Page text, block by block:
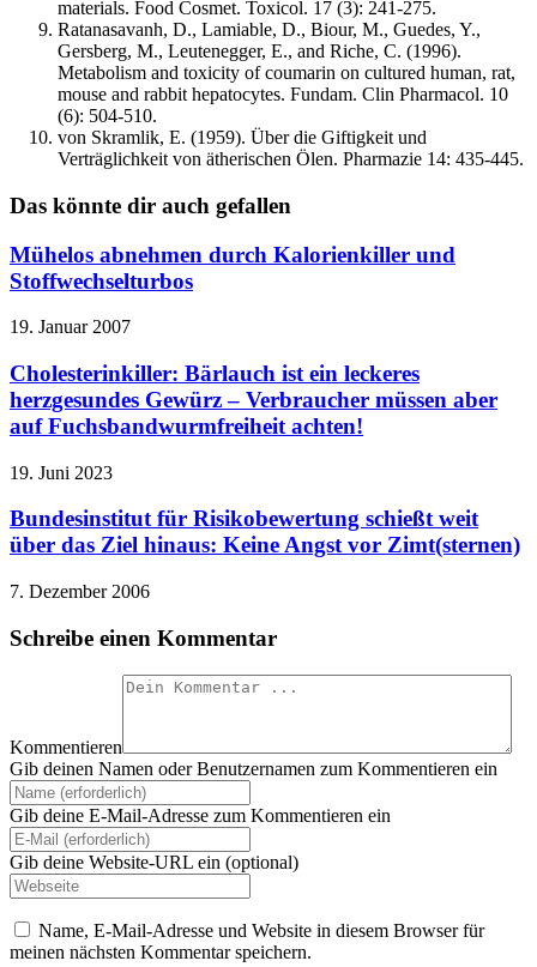
materials. Food Cosmet. Toxicol. 17 (3): 241-275.
Ratanasavanh, D., Lamiable, D., Biour, M., Guedes, Y.,
Gersberg, M., Leutenegger, E., and Riche, C. (1996).
Metabolism and toxicity of coumarin on cultured human, rat,
mouse and rabbit hepatocytes. Fundam. Clin Pharmacol. 10
(6): 504-510.
von Skramlik, E. (1959). Über die Giftigkeit und
Verträglichkeit von ätherischen Ölen. Pharmazie 14: 435-445.
Das könnte dir auch gefallen
Mühelos abnehmen durch Kalorienkiller und
Stoffwechselturbos
19. Januar 2007
Cholesterinkiller: Bärlauch ist ein leckeres
herzgesundes Gewürz – Verbraucher müssen aber
auf Fuchsbandwurmfreiheit achten!
19. Juni 2023
Bundesinstitut für Risikobewertung schießt weit
über das Ziel hinaus: Keine Angst vor Zimt(sternen)
7. Dezember 2006
Schreibe einen Kommentar
Kommentieren
Gib deinen Namen oder Benutzernamen zum Kommentieren ein
Gib deine E-Mail-Adresse zum Kommentieren ein
Gib deine Website-URL ein (optional)
Name, E-Mail-Adresse und Website in diesem Browser für
meinen nächsten Kommentar speichern.